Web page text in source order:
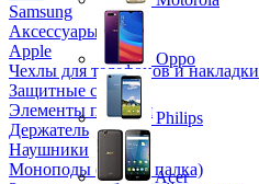
Samsung
Аксессуары
Apple
Чехлы для телефонов и накладки
Защитные стекла
Элементы питания
Держатель
Наушники
Моноподы (Селфи палка)
Oppo
Philips
Acer